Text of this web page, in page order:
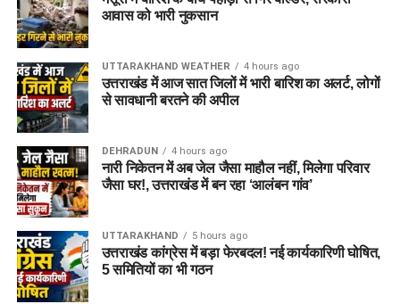
आवास को भारी नुकसान
UTTARAKHAND WEATHER 4 hours ago
उत्तराखंड में आज सात जिलों में भारी बारिश का अलर्ट, लोगों
से सावधानी बरतने की अपील
DEHRADUN 4 hours ago
नारी निकेतन में अब जेल जैसा माहौल नहीं, मिलेगा परिवार
जैसा घर!, उत्तराखंड में बन रहा ‘आलंबन गांव’
UTTARAKHAND 5 hours ago
उत्तराखंड कांग्रेस में बड़ा फेरबदल! नई कार्यकारिणी घोषित,
5 समितियों का भी गठन